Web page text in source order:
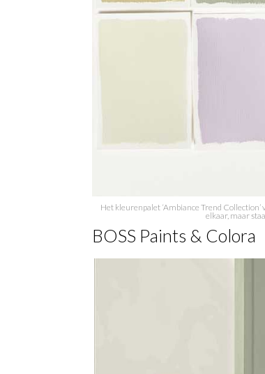
Het kleurenpalet ‘Ambiance Trend
elkaar, maar
BOSS Paints & Colora